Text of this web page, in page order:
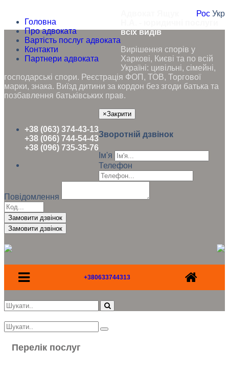
Головна
Про адвоката
Вартість послуг адвоката
Контакти
Партнери адвоката
Рос Укр
всіх видів
Вирішення спорів у
Харкові, Києві та по всій
Україні: цивільні, сімейні,
господарські спори. Реєстрація ФОП, ТОВ, Торгової
марки, знака. Виїзд дитини за кордон без згоди батька та
позбавлення батьківських прав.
+38 (063) 374-43-13
+38 (066) 744-54-43
+38 (096) 735-35-76
×Закрити
Зворотній дзвінок
Ім'я
Телефон
Повідомлення
Замовити дзвінок
+380633744313
Перелік послуг